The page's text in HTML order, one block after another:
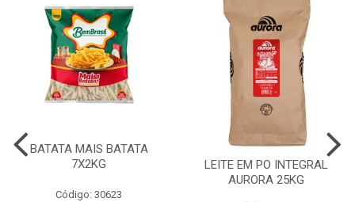
BATATA MAIS BATATA
7X2KG
Código: 30623
LEITE EM PO INTEGRAL
AURORA 25KG